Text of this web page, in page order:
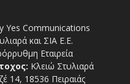
Yes Communications
και ΣΙΑ Ε.Ε.
Εταιρεία
Κλειώ Στυλιαρά
14, 18536 Πειραιάς